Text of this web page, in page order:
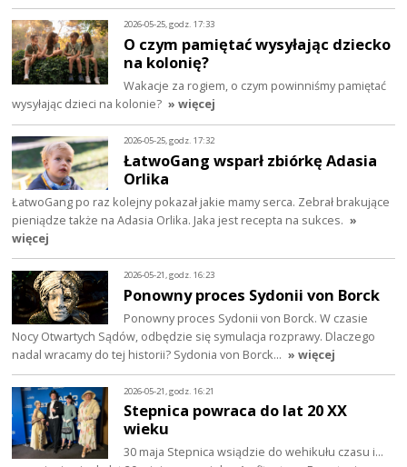
2026-05-25, godz. 17:33
O czym pamiętać wysyłając dziecko
na kolonię?
Wakacje za rogiem, o czym powinniśmy pamiętać
wysyłając dzieci na kolonie? » więcej
2026-05-25, godz. 17:32
ŁatwoGang wsparł zbiórkę Adasia
Orlika
ŁatwoGang po raz kolejny pokazał jakie mamy serca. Zebrał brakujące
pieniądze także na Adasia Orlika. Jaka jest recepta na sukces. »
więcej
2026-05-21, godz. 16:23
Ponowny proces Sydonii von Borck
Ponowny proces Sydonii von Borck. W czasie
Nocy Otwartych Sądów, odbędzie się symulacja rozprawy. Dlaczego
nadal wracamy do tej historii? Sydonia von Borck… » więcej
2026-05-21, godz. 16:21
Stepnica powraca do lat 20 XX
wieku
30 maja Stepnica wsiądzie do wehikułu czasu i…